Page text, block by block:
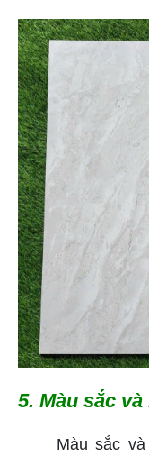
5. Màu sắc
Màu sắc và